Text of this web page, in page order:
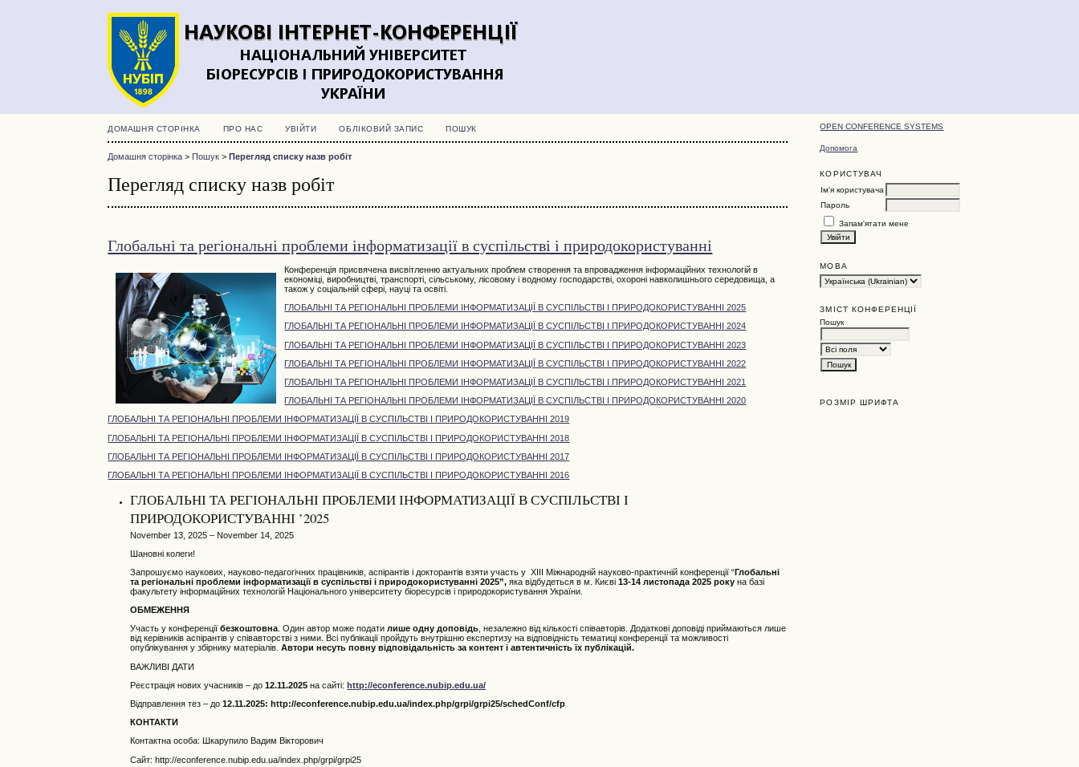
OPEN CONFERENCE SYSTEMS
Допомога
КОРИСТУВАЧ
Ім'я користувача
Пароль
Запам'ятати мене
МОВА
ЗМІСТ КОНФЕРЕНЦІЇ
Пошук
РОЗМІР ШРИФТА
ДОМАШНЯ СТОРІНКА ПРО НАС УВІЙТИ ОБЛІКОВИЙ ЗАПИС ПОШУК
Домашня сторінка > Пошук >Перегляд списку назв робіт
Перегляд списку назв робіт
Глобальні та регіональні проблеми інформатизації в суспільстві і природокористуванні
Конференція присвячена висвітленню актуальних проблем створення та впровадження інформаційних технологій в
економіці, виробництві, транспорті, сільському, лісовому і водному господарстві, охороні навколишнього середовища, а
також у соціальній сфері, науці та освіті.
ГЛОБАЛЬНІ ТА РЕГІОНАЛЬНІ ПРОБЛЕМИ ІНФОРМАТИЗАЦІЇ В СУСПІЛЬСТВІ І ПРИРОДОКОРИСТУВАННІ 2025
ГЛОБАЛЬНІ ТА РЕГІОНАЛЬНІ ПРОБЛЕМИ ІНФОРМАТИЗАЦІЇ В СУСПІЛЬСТВІ І ПРИРОДОКОРИСТУВАННІ 2024
ГЛОБАЛЬНІ ТА РЕГІОНАЛЬНІ ПРОБЛЕМИ ІНФОРМАТИЗАЦІЇ В СУСПІЛЬСТВІ І ПРИРОДОКОРИСТУВАННІ 2023
ГЛОБАЛЬНІ ТА РЕГІОНАЛЬНІ ПРОБЛЕМИ ІНФОРМАТИЗАЦІЇ В СУСПІЛЬСТВІ І ПРИРОДОКОРИСТУВАННІ 2022
ГЛОБАЛЬНІ ТА РЕГІОНАЛЬНІ ПРОБЛЕМИ ІНФОРМАТИЗАЦІЇ В СУСПІЛЬСТВІ І ПРИРОДОКОРИСТУВАННІ 2021
ГЛОБАЛЬНІ ТА РЕГІОНАЛЬНІ ПРОБЛЕМИ ІНФОРМАТИЗАЦІЇ В СУСПІЛЬСТВІ І ПРИРОДОКОРИСТУВАННІ 2020
ГЛОБАЛЬНІ ТА РЕГІОНАЛЬНІ ПРОБЛЕМИ ІНФОРМАТИЗАЦІЇ В СУСПІЛЬСТВІ І ПРИРОДОКОРИСТУВАННІ 2019
ГЛОБАЛЬНІ ТА РЕГІОНАЛЬНІ ПРОБЛЕМИ ІНФОРМАТИЗАЦІЇ В СУСПІЛЬСТВІ І ПРИРОДОКОРИСТУВАННІ 2018
ГЛОБАЛЬНІ ТА РЕГІОНАЛЬНІ ПРОБЛЕМИ ІНФОРМАТИЗАЦІЇ В СУСПІЛЬСТВІ І ПРИРОДОКОРИСТУВАННІ 2017
ГЛОБАЛЬНІ ТА РЕГІОНАЛЬНІ ПРОБЛЕМИ ІНФОРМАТИЗАЦІЇ В СУСПІЛЬСТВІ І ПРИРОДОКОРИСТУВАННІ 2016
ГЛОБАЛЬНІ ТА РЕГІОНАЛЬНІ ПРОБЛЕМИ ІНФОРМАТИЗАЦІЇ В СУСПІЛЬСТВІ І
ПРИРОДОКОРИСТУВАННІ ’2025
November 13, 2025 – November 14, 2025
Шановні колеги!
Запрошуємо наукових, науково-педагогічних працівників, аспірантів і докторантів взяти участь у XIII Міжнародній науково-практичній конференції “Глобальні
та регіональні проблеми інформатизації в суспільстві і природокористуванні 2025”,яка відбудеться в м. Києві13-14 листопада 2025 року на базі
факультету інформаційних технологій Національного університету біоресурсів і природокористування України.
ОБМЕЖЕННЯ
Участь у конференціїбезкоштовна. Один автор може податилише одну доповідь, незалежно від кількості співавторів. Додаткові доповіді приймаються лише
від керівників аспірантів у співавторстві з ними. Всі публікації пройдуть внутрішню експертизу на відповідність тематиці конференції та можливості
опублікування у збірнику матеріалів.Автори несуть повну відповідальність за контент і автентичність їх публікацій.
ВАЖЛИВІ ДАТИ
Реєстрація нових учасників – до12.11.2025 на сайті:http://econference.nubip.edu.ua/
Відправлення тез – до12.11.2025: http://econference.nubip.edu.ua/index.php/grpi/grpi25/schedConf/cfp
КОНТАКТИ
Контактна особа: Шкарупило Вадим Вікторович
Сайт: http://econference.nubip.edu.ua/index.php/grpi/grpi25